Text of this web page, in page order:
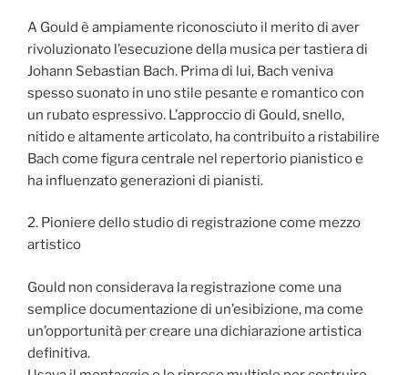
A Gould è ampiamente riconosciuto il merito di aver
rivoluzionato l’esecuzione della musica per tastiera di
Johann Sebastian Bach. Prima di lui, Bach veniva
spesso suonato in uno stile pesante e romantico con
un rubato espressivo. L’approccio di Gould, snello,
nitido e altamente articolato, ha contribuito a ristabilire
Bach come figura centrale nel repertorio pianistico e
ha influenzato generazioni di pianisti.
2. Pioniere dello studio di registrazione come mezzo
artistico
Gould non considerava la registrazione come una
semplice documentazione di un’esibizione, ma come
un’opportunità per creare una dichiarazione artistica
definitiva.